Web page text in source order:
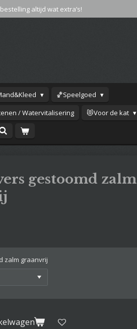
altijd wat extra’s!
🏀Speelgoed
/ Watervitalisering
😻Voor de kat
gestoomd zalm
zalm graanvrij